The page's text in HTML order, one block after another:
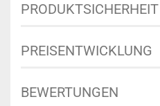
PRODUKTSICHERHEIT
PREISENTWICKLUNG
BEWERTUNGEN